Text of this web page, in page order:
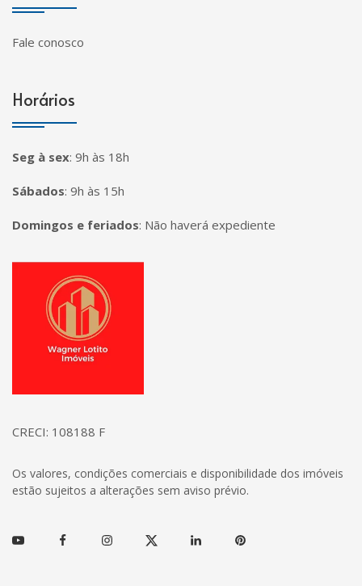
Fale conosco
Horários
Seg à sex: 9h às 18h
Sábados: 9h às 15h
Domingos e feriados: Não haverá expediente
Página inicial
CRECI: 108188 F
Os valores, condições comerciais e disponibilidade dos imóveis
estão sujeitos a alterações sem aviso prévio.
Youtube FacebookInstagramTwitter Linkedin Pinterest